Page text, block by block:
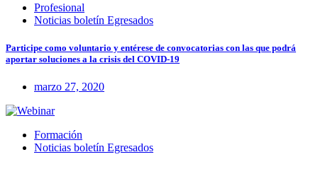
Profesional
Noticias boletín Egresados
Participe como voluntario y entérese de convocatorias con las que podrá
aportar soluciones a la crisis del COVID-19
marzo 27, 2020
Formación
Noticias boletín Egresados